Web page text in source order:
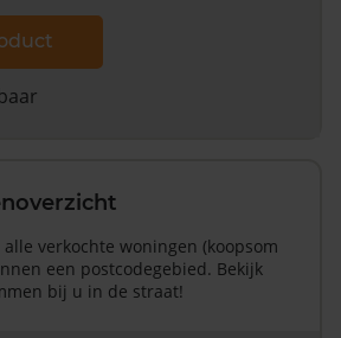
verkochte woningen (koopsom
een postcodegebied. Bekijk
bij u in de straat!